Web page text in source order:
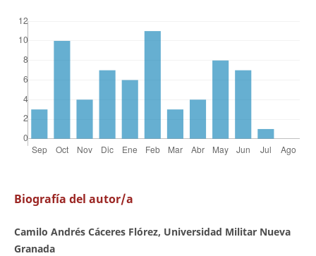
Biografía del autor/a
Camilo Andrés Cáceres Flórez, Universidad Militar Nueva
Granada